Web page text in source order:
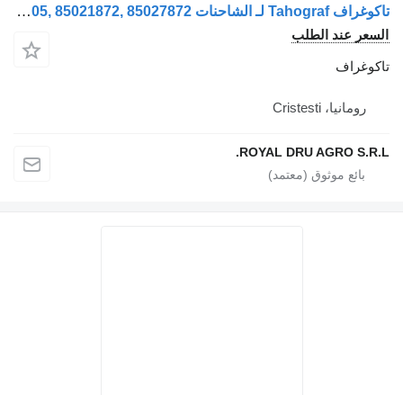
تاكوغراف Tahograf لـ الشاحنات Volvo – 23081611, 23817905, 85021872, 85027872
عند الطلب
رومانيا، Cristesti
ROYAL DRU AGRO